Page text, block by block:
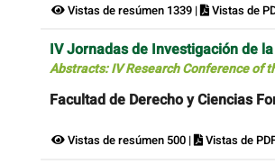
Vistas de resúmen 1339 | Vistas de
IV Jornadas de Investigación de
Abstracts: IV Research Conference of
Facultad de Derecho y Ciencias
Vistas de resúmen 500 | Vistas de